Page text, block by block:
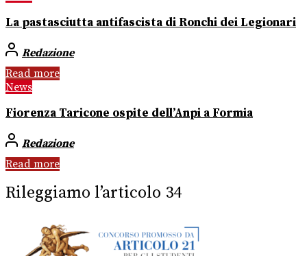
La pastasciutta antifascista di Ronchi dei Legionari
Redazione
Read more
News
Fiorenza Taricone ospite dell’Anpi a Formia
Redazione
Read more
Rileggiamo l’articolo 34